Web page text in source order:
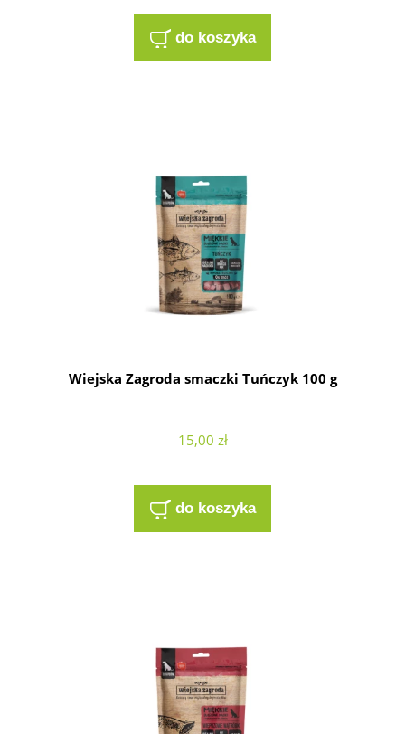
do koszyka
Wiejska Zagroda smaczki Tuńczyk 100 g
15,00 zł
do koszyka